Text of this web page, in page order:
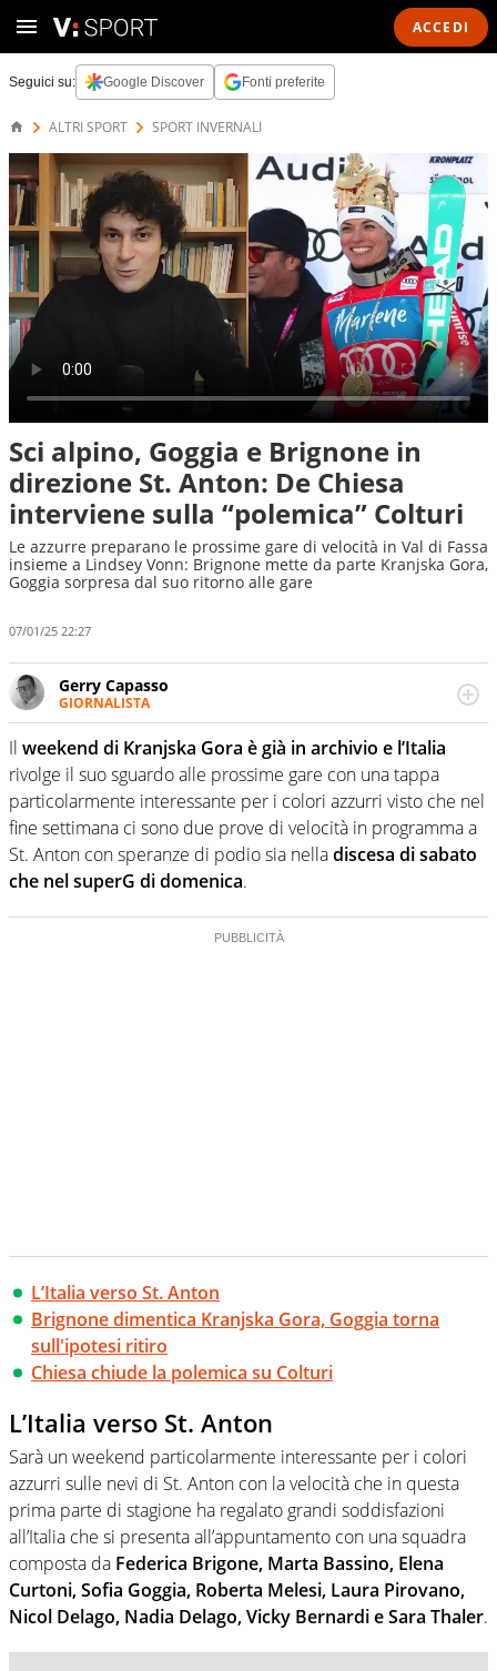
ACCEDI
Seguici su: Google Discover Fonti preferite
ALTRI SPORT SPORT INVERNALI
Sci alpino, Goggia e Brignone in
direzione St. Anton: De Chiesa
interviene sulla “polemica” Colturi
Le azzurre preparano le prossime gare di velocità in Val di Fassa
insieme a Lindsey Vonn: Brignone mette da parte Kranjska Gora,
Goggia sorpresa dal suo ritorno alle gare
07/01/25 22:27
Gerry Capasso
GIORNALISTA
Per lui gli sport americani non hanno segreti: basket,
football, baseball e la capacità innata di trovare la notizia
dove altri non vedono granché
Il weekend di Kranjska Gora è già in archivio e l’Italia
rivolge il suo sguardo alle prossime gare con una tappa
particolarmente interessante per i colori azzurri visto che nel
fine settimana ci sono due prove di velocità in programma a
St. Anton con speranze di podio sia nelladiscesa di sabato
che nel superG di domenica.
L’Italia verso St. Anton
Brignone dimentica Kranjska Gora, Goggia torna
sull'ipotesi ritiro
Chiesa chiude la polemica su Colturi
L’Italia verso St. Anton
Sarà un weekend particolarmente interessante per i colori
azzurri sulle nevi di St. Anton con la velocità che in questa
prima parte di stagione ha regalato grandi soddisfazioni
all’Italia che si presenta all’appuntamento con una squadra
composta da Federica Brigone, Marta Bassino, Elena
Curtoni, Sofia Goggia, Roberta Melesi, Laura Pirovano,
Nicol Delago, Nadia Delago, Vicky Bernardi e Sara Thaler.